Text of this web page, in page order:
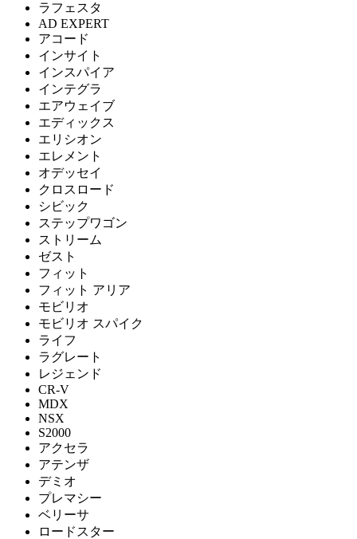
ラフェスタ
AD EXPERT
アコード
インサイト
インスパイア
インテグラ
エアウェイブ
エディックス
エリシオン
エレメント
オデッセイ
クロスロード
シビック
ステップワゴン
ストリーム
ゼスト
フィット
フィット アリア
モビリオ
モビリオ スパイク
ライフ
ラグレート
レジェンド
CR-V
MDX
NSX
S2000
アクセラ
アテンザ
デミオ
プレマシー
ベリーサ
ロードスター